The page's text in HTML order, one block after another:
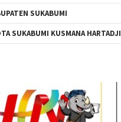
SUKABUMI
SUKABUMI KUSMANA HARTADJI